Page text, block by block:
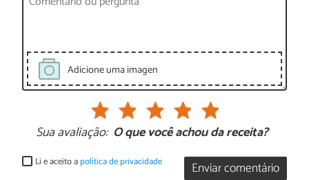
Adicione uma imagen
Sua avaliação: O que você achou da receita?
Enviar comentário
Li e aceito apolítica de privacidade